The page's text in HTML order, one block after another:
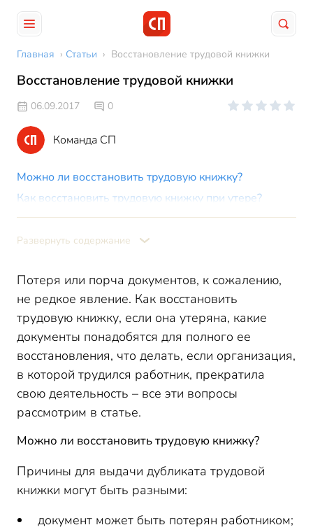
Главная › Статьи › Восстановление трудовой книжки
Восстановление трудовой книжки
06.09.2017 0
Команда СП
Можно ли восстановить трудовую книжку?
Как восстановить трудовую книжку при утере?
Как восстановить трудовую книжку, если
Восстановление трудовой книжки через
Пенсионный фонд
Как восстановить трудовую книжку?
Заявление на восстановление трудовой книжки,
образец
Развернуть содержание
Потеря или порча документов, к сожалению,
не редкое явление. Как восстановить
трудовую книжку, если она утеряна, какие
документы понадобятся для полного ее
восстановления, что делать, если организация,
в которой трудился работник, прекратила
свою деятельность – все эти вопросы
рассмотрим в статье.
Можно ли восстановить трудовую книжку?
Причины для выдачи дубликата трудовой
книжки могут быть разными:
документ может быть потерян работником;